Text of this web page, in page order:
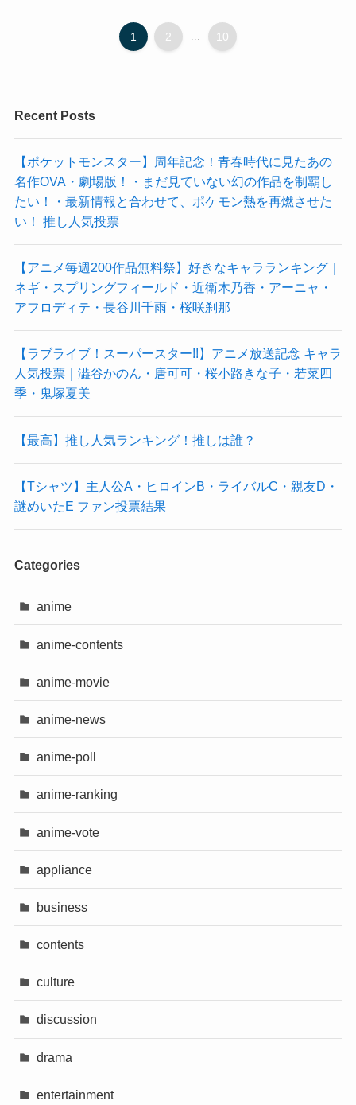
1 2 ... 10
Recent Posts
【ポケットモンスター】周年記念！青春時代に見たあの
名作OVA・劇場版！・まだ見ていない幻の作品を制覇し
たい！・最新情報と合わせて、ポケモン熱を再燃させた
い！ 推し人気投票
【アニメ毎週200作品無料祭】好きなキャラランキング｜
ネギ・スプリングフィールド・近衛木乃香・アーニャ・
アフロディテ・長谷川千雨・桜咲刹那
【ラブライブ！スーパースター!!】アニメ放送記念 キャラ
人気投票｜澁谷かのん・唐可可・桜小路きな子・若菜四
季・鬼塚夏美
【最高】推し人気ランキング！推しは誰？
【Tシャツ】主人公A・ヒロインB・ライバルC・親友D・
謎めいたE ファン投票結果
Categories
anime
anime-contents
anime-movie
anime-news
anime-poll
anime-ranking
anime-vote
appliance
business
contents
culture
discussion
drama
entertainment